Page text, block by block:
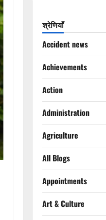
श्रेणियाँ
Accident news
Achievements
Action
Administration
Agriculture
All Blogs
Appointments
Art & Culture